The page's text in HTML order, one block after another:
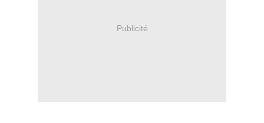
Publicité